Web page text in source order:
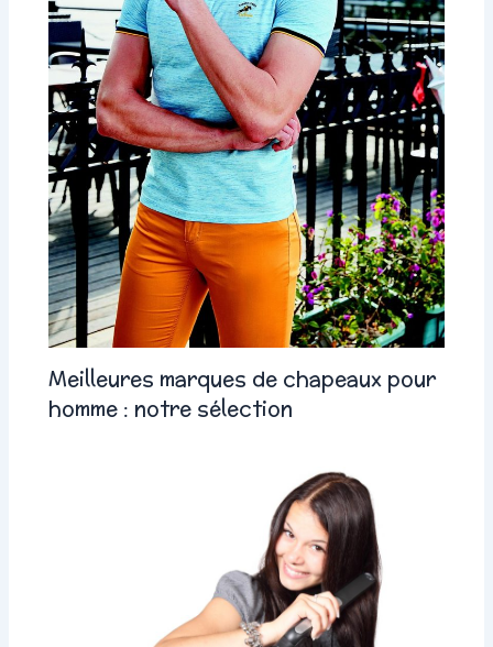
Meilleures marques de chapeaux pour
homme : notre sélection